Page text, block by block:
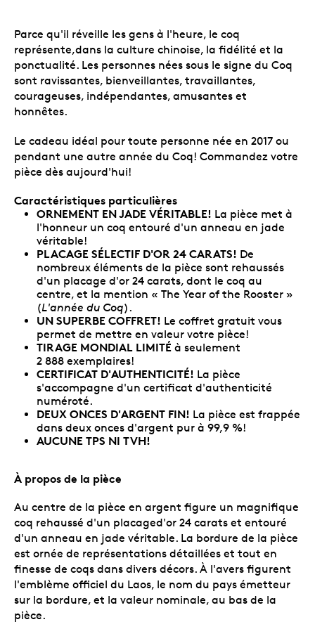
Parce qu'il réveille les gens à l'heure, le coq
représente,dans la culture chinoise, la fidélité et la
ponctualité. Les personnes nées sous le signe du Coq
sont ravissantes, bienveillantes, travaillantes,
courageuses, indépendantes, amusantes et
honnêtes.
Le cadeau idéal pour toute personne née en 2017 ou
pendant une autre année du Coq! Commandez votre
pièce dès aujourd'hui!
Caractéristiques particulières
ORNEMENT EN JADE VÉRITABLE! La pièce met à
l'honneur un coq entouré d'un anneau en jade
véritable!
PLACAGE SÉLECTIF D'OR 24 CARATS! De
nombreux éléments de la pièce sont rehaussés
d'un placage d'or 24 carats, dont le coq au
centre, et la mention « The Year of the Rooster »
(L'année du Coq).
UN SUPERBE COFFRET! Le coffret gratuit vous
permet de mettre en valeur votre pièce!
TIRAGE MONDIAL LIMITÉ à seulement
2 888 exemplaires!
CERTIFICAT D'AUTHENTICITÉ! La pièce
s'accompagne d'un certificat d'authenticité
numéroté.
DEUX ONCES D'ARGENT FIN! La pièce est frappée
dans deux onces d'argent pur à 99,9 %!
AUCUNE TPS NI TVH!
À propos de la pièce
Au centre de la pièce en argent figure un magnifique
coq rehaussé d'un placaged'or 24 carats et entouré
d'un anneau en jade véritable. La bordure de la pièce
est ornée de représentations détaillées et tout en
finesse de coqs dans divers décors. À l'avers figurent
l'emblème officiel du Laos, le nom du pays émetteur
sur la bordure, et la valeur nominale, au bas de la
pièce.